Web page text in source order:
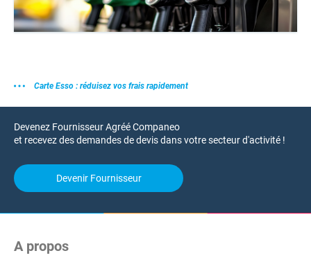
Carte Esso : réduisez vos frais rapidement
Devenez Fournisseur Agréé Companeo
et recevez des demandes de devis dans votre secteur d'activité !
Devenir Fournisseur
A propos